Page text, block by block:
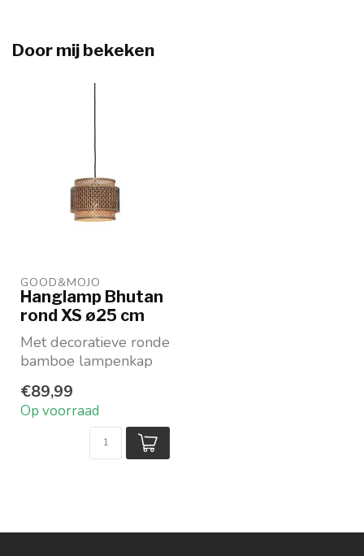
Door mij bekeken
GOOD&MOJO
Hanglamp Bhutan
rond XS ø25 cm
Met decoratieve ronde
bamboe lampenkap
Natuurlijk en sfeervol
licht
€89,99
Op voorraad